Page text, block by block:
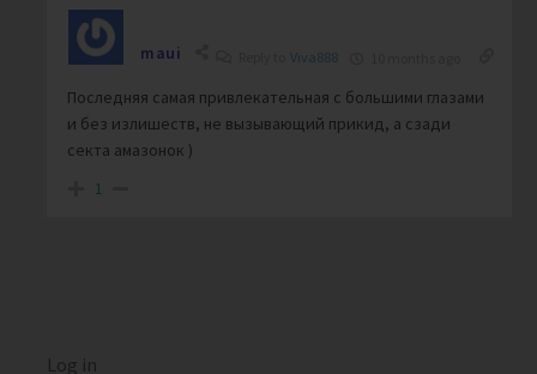
maui Viva888
Последняя самая привлекательная с большими глазами
и без излишеств, не вызывающий прикид, а сзади
секта амазонок )
1
Log in